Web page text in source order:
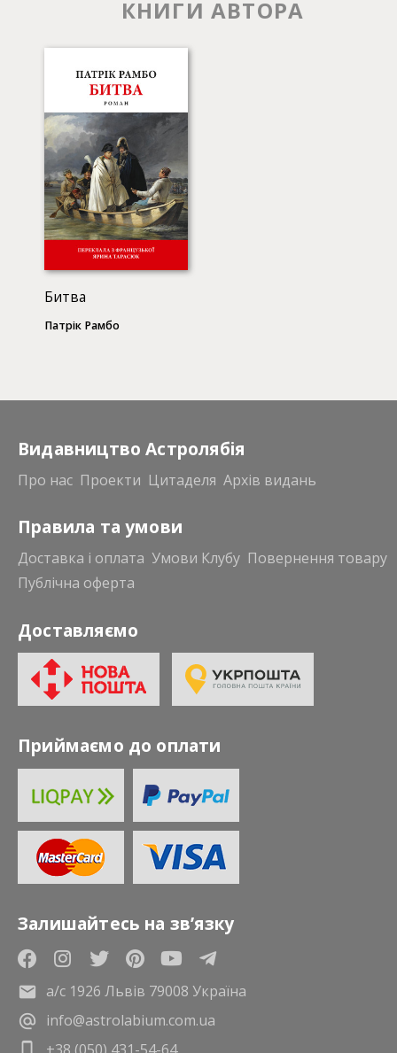
КНИГИ АВТОРА
Битва
Патрік Рамбо
Видавництво Астролябія
Про нас Проекти Цитаделя Архів видань
Правила та умови
Доставка і оплата Умови Клубу Повернення товару
Публічна оферта
Доставляємо
Приймаємо до оплати
Залишайтесь на зв’язку
а/с 1926 Львів 79008 Україна
info@astrolabium.com.ua